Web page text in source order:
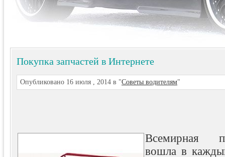
Покупка запчастей в Интернете
Опубликовано 16 июля , 2014 в "Советы водителям"
Всемирная
вошла в